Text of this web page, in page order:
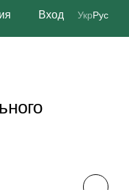
Вход УкрРус